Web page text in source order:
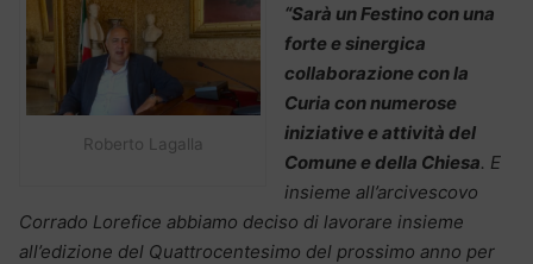
Roberto Lagalla
“Sarà un Festino con una
forte e sinergica
collaborazione con la
Curia con numerose
iniziative e attività del
Comune e della Chiesa. E
insieme all’arcivescovo
Corrado Lorefice abbiamo deciso di lavorare insieme
all’edizione del Quattrocentesimo del prossimo anno per